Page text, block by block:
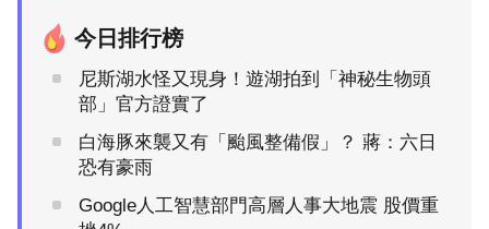
今日排行榜
尼斯湖水怪又現身！遊湖拍到「神秘生物頭
部」官方證實了
白海豚來襲又有「颱風整備假」？ 蔣：六日
恐有豪雨
Google人工智慧部門高層人事大地震 股價重